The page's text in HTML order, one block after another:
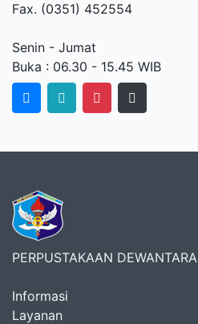
Fax. (0351) 452554
Senin - Jumat
Buka : 06.30 - 15.45 WIB
PERPUSTAKAAN
Informasi
Layanan